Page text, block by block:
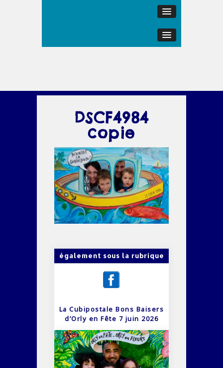
DSCF4984
copie
également sous la rubrique
La Cubipostale Bons Baisers
d’Orly en Fête 7 juin 2026